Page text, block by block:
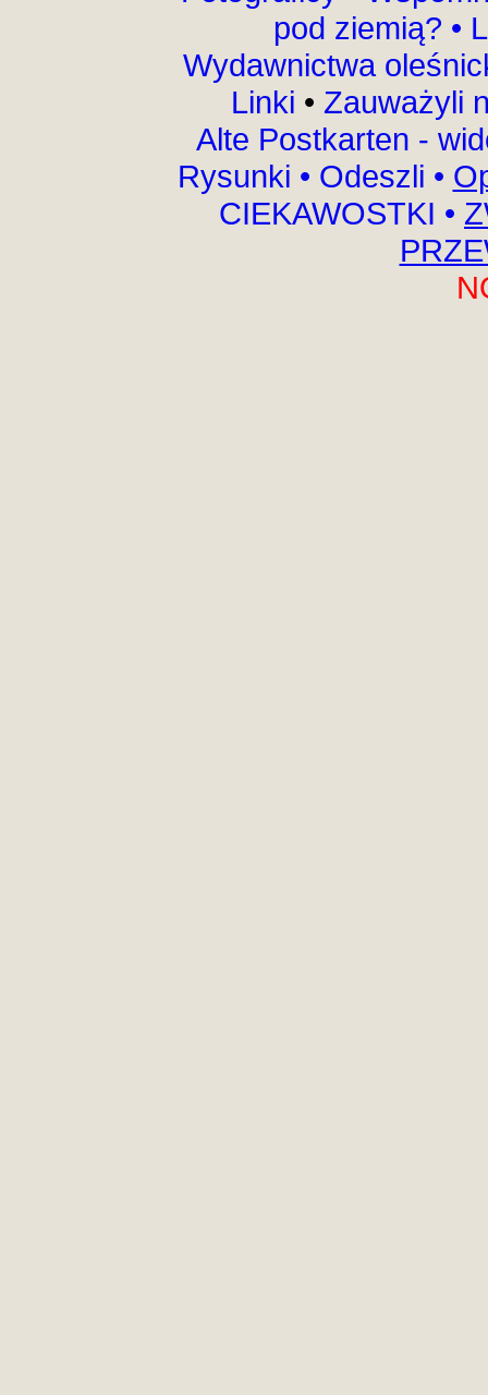
pod ziemią? •
Wydawnictwa
Linki • Zauważyli
Alte Postkarten -
Rysunki • Odeszli •
CIEKAWOSTKI •